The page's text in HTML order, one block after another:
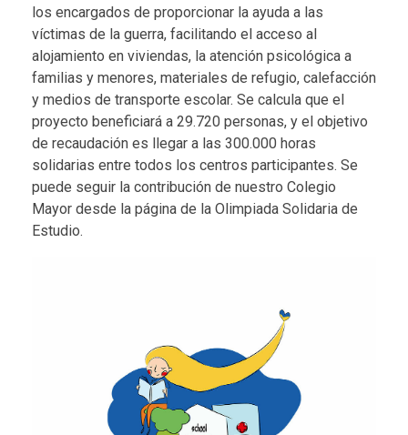
los encargados de proporcionar la ayuda a las
víctimas de la guerra, facilitando el acceso al
alojamiento en viviendas, la atención psicológica a
familias y menores, materiales de refugio, calefacción
y medios de transporte escolar. Se calcula que el
proyecto beneficiará a 29.720 personas, y el objetivo
de recaudación es llegar a las 300.000 horas
solidarias entre todos los centros participantes. Se
puede seguir la contribución de nuestro Colegio
Mayor desde la página de la Olimpiada Solidaria de
Estudio.